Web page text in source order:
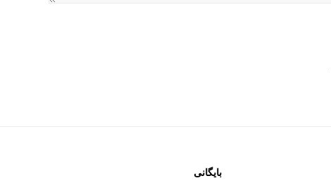
بایگانی